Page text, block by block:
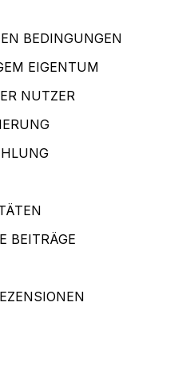
BEDINGUNGEN
EIGENTUM
NUTZER
BEITRÄGE